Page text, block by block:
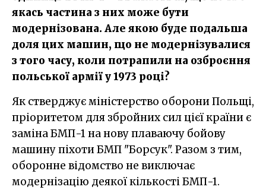
якась частина з них може бути
модернізована. Але якою буде подальша
доля цих машин, що не модернізувалися
з того часу, коли потрапили на озброєння
польської армії у 1973 році?
Як стверджує міністерство оборони Польщі,
пріоритетом для збройних сил цієї країни є
заміна БМП-1 на нову плаваючу бойову
машину піхоти БМП "Борсук". Разом з тим,
оборонне відомство не виключає
модернізацію деякої кількості БМП-1.